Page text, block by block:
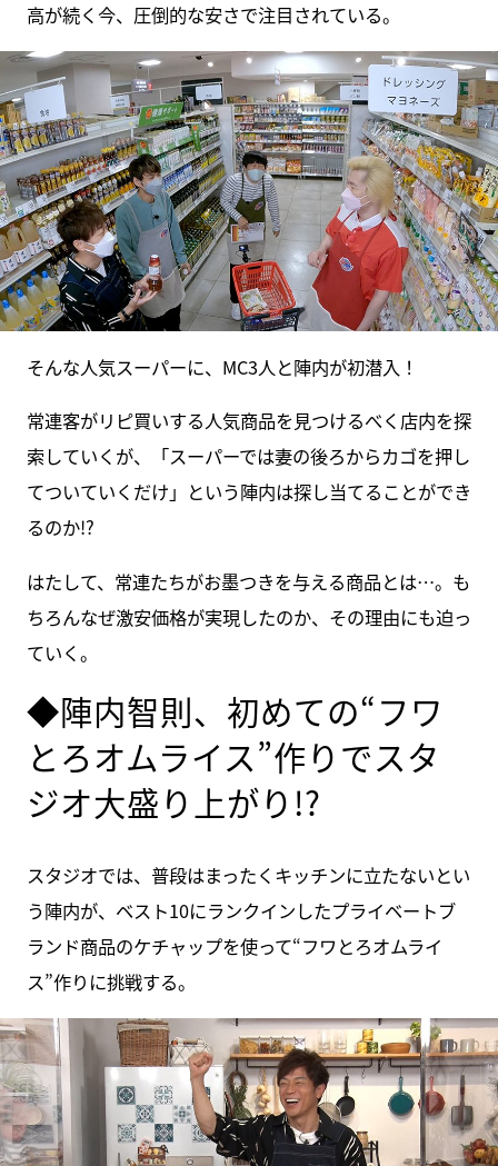
高が続く今、圧倒的な安さで注目されている。
そんな人気スーパーに、MC3人と陣内が初潜入！
常連客がリピ買いする人気商品を見つけるべく店内を探
索していくが、「スーパーでは妻の後ろからカゴを押し
てついていくだけ」という陣内は探し当てることができ
るのか!?
はたして、常連たちがお墨つきを与える商品とは…。も
ちろんなぜ激安価格が実現したのか、その理由にも迫っ
ていく。
◆陣内智則、初めての“フワ
とろオムライス”作りでスタ
ジオ大盛り上がり!?
スタジオでは、普段はまったくキッチンに立たないとい
う陣内が、ベスト10にランクインしたプライベートブ
ランド商品のケチャップを使って“フワとろオムライ
ス”作りに挑戦する。